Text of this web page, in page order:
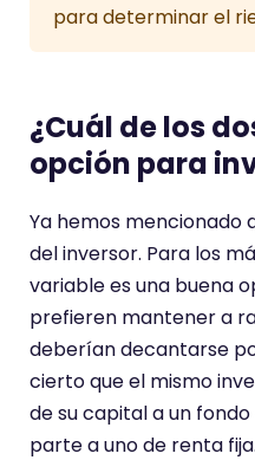
para determinar el
¿Cuál de los
opción para
Ya hemos mencionado
del inversor. Para los
variable es una buena
prefieren mantener a
deberían decantarse
cierto que el mismo
de su capital a un
parte a uno de renta